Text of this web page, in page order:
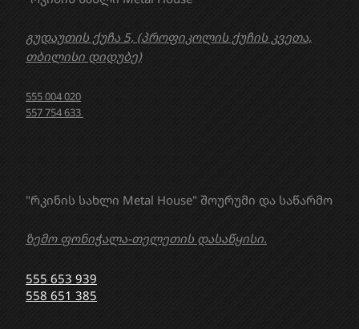
"რკინის სახლი Metal House" შოურუმი და საწარმო
ზემო ფონიჭალა-თელეთის დასაწყისი.
555 653 939
558 651 385
გუდაუთის ქუჩა 5, (პროფიკოლის ქუჩის კვეთა,
თბილისი დიდუბე)
555 004 020
557 754 633